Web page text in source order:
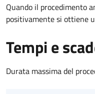
Quando il procedimento
positivamente si ottiene
Tempi e
Durata massima del